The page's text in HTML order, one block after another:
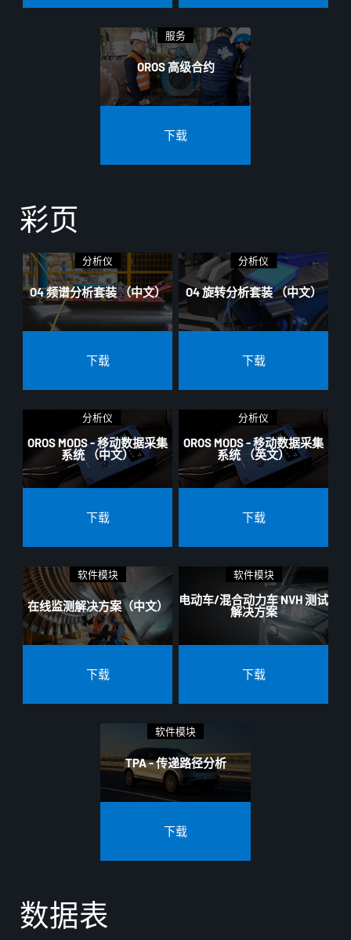
服务
OROS 高级合约
下载
彩页
分析仪
O4 频谱分析套装 （中文）
下载
分析仪
O4 旋转分析套装 （中文）
下载
分析仪
OROS MODS - 移动数据采集
系统 （中文）
下载
分析仪
OROS MODS - 移动数据采集
系统 （英文）
下载
软件模块
在线监测解决方案（中文）
下载
软件模块
电动车/混合动力车 NVH 测试
解决方案
下载
软件模块
TPA - 传递路径分析
下载
数据表